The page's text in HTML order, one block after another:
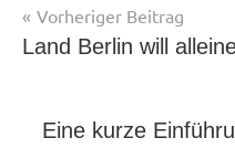
Beitragsnavigation
Vorheriger Beitrag
Land Berlin will
Eine kurze